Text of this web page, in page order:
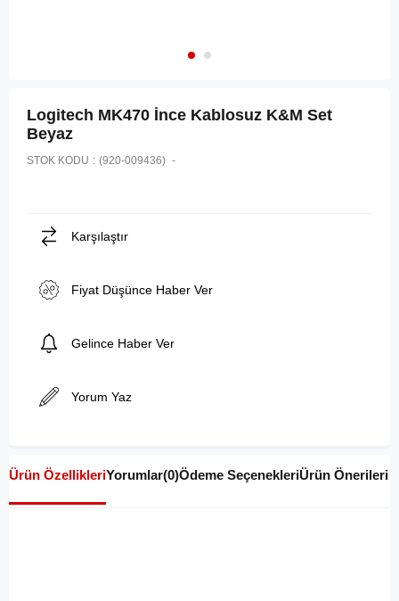
Logitech MK470 İnce Kablosuz K&M Set
Beyaz
STOK KODU (920-009436)
Karşılaştır
Fiyat Düşünce Haber Ver
Gelince Haber Ver
Yorum Yaz
Ürün ÖzellikleriYorumlar(0)Ödeme SeçenekleriÜrün Önerileri